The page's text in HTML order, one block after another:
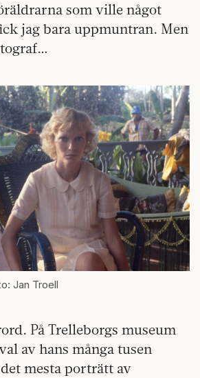
som ville något
jag bara uppmuntran. Men
Jan Troell
På Trelleborgs museum
av hans många tusen
mesta porträtt av